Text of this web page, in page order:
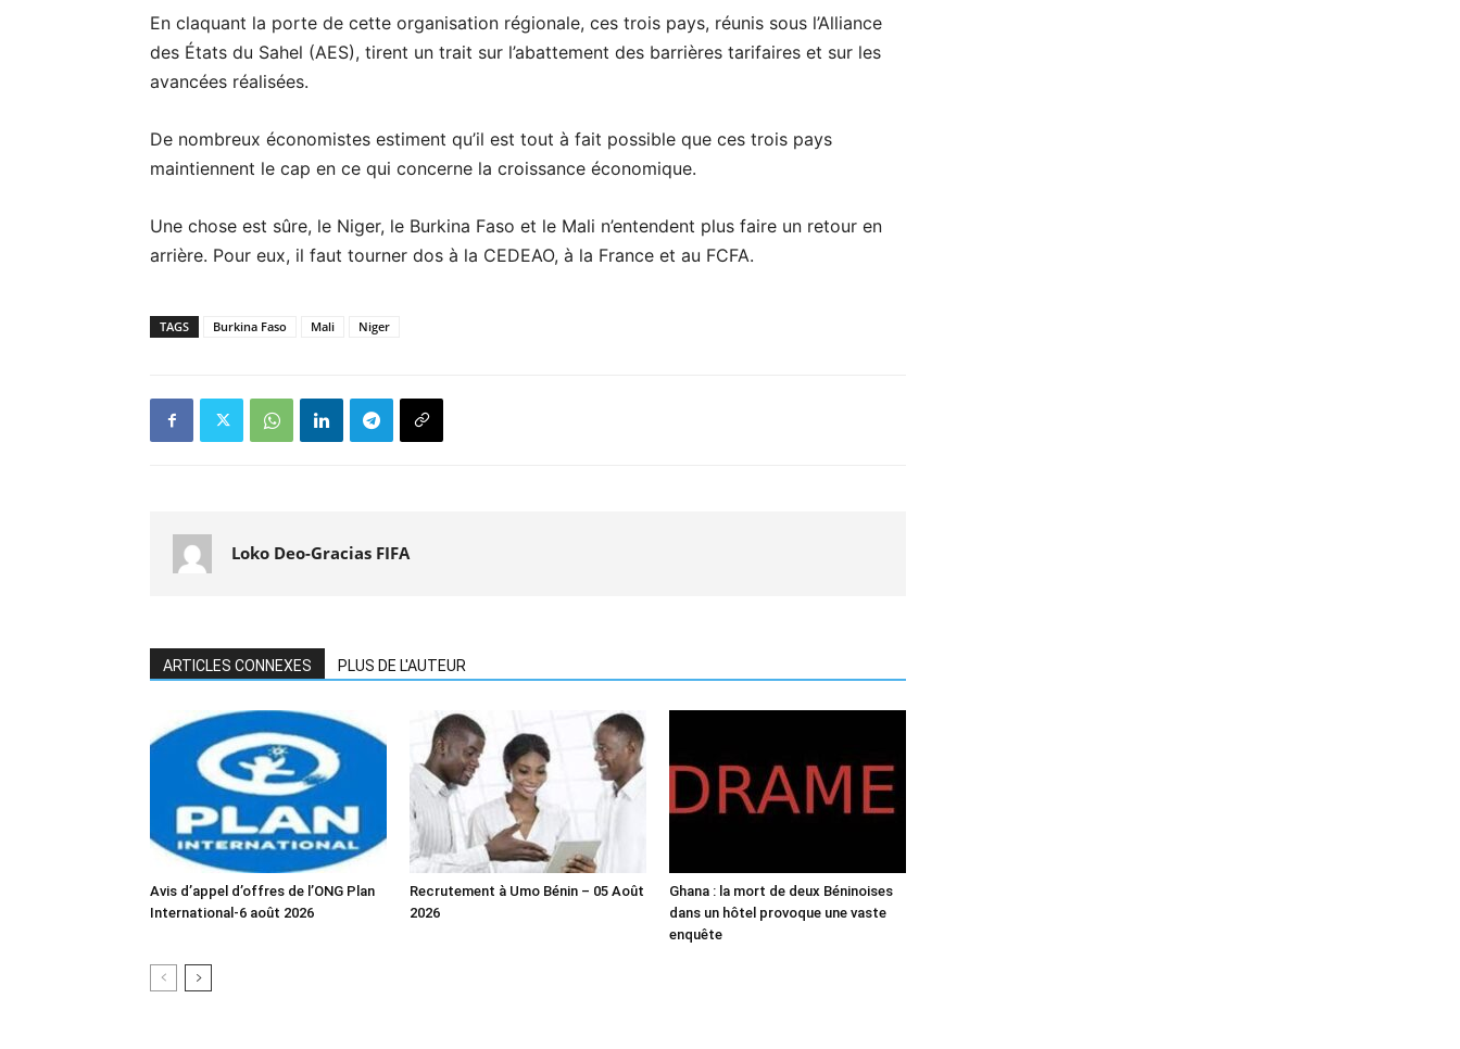
En claquant la porte de cette organisation régionale, ces trois pays, réunis sous l’Alliance
des États du Sahel (AES), tirent un trait sur l’abattement des barrières tarifaires et sur les
avancées réalisées.
De nombreux économistes estiment qu’il est tout à fait possible que ces trois pays
maintiennent le cap en ce qui concerne la croissance économique.
Une chose est sûre, le Niger, le Burkina Faso et le Mali n’entendent plus faire un retour en
arrière. Pour eux, il faut tourner dos à la CEDEAO, à la France et au FCFA.
TAGS Burkina Faso Mali Niger
Loko Deo-Gracias FIFA
ARTICLES CONNEXES PLUS DE L'AUTEUR
Avis d’appel d’offres de l’ONG Plan
International-6 août 2026
Recrutement à Umo Bénin – 05 Août
2026
Ghana : la mort de deux Béninoises
dans un hôtel provoque une vaste
enquête